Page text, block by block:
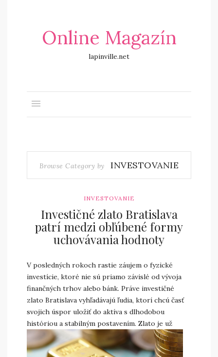
Online Magazín
lapinville.net
Browse Category by INVESTOVANIE
INVESTOVANIE
Investičné zlato Bratislava
patrí medzi obľúbené formy
uchovávania hodnoty
V posledných rokoch rastie záujem o fyzické
investície, ktoré nie sú priamo závislé od vývoja
finančných trhov alebo bánk. Práve investičné
zlato Bratislava vyhľadávajú ľudia, ktorí chcú časť
svojich úspor uložiť do aktíva s dlhodobou
históriou a stabilným postavením. Zlato je už